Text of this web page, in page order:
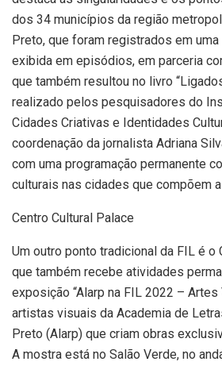
dos 34 municípios da região
Preto, que foram registrados em
exibida em episódios, em parceria
que também resultou no livro
realizado pelos pesquisadores do
Cidades Criativas e Identidades
coordenação da jornalista Adriana
com uma programação permanente
culturais nas cidades que compõem
Centro Cultural Palace
Um outro ponto tradicional da FIL é o
que também recebe atividades
exposição “Alarp na FIL 2022 – Artes
artistas visuais da Academia de
Preto (Alarp) que criam obras
A mostra está no Salão Verde, no